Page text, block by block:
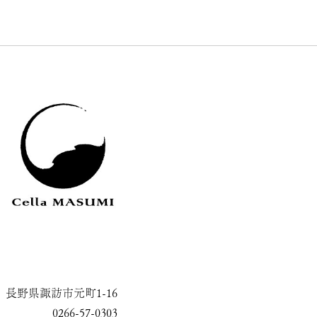
長野県諏訪市元町1-16
0266-57-0303